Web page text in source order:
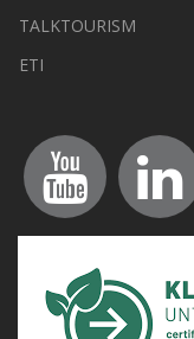
TALKTOURISM
ETI